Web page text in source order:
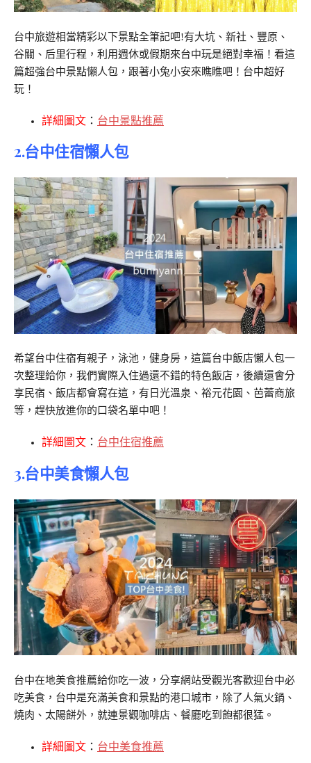
台中旅遊相當精彩以下景點全筆記吧!有大坑、新社、豐原、
谷關、后里行程，利用週休或假期來台中玩是絕對幸福！看這
篇超強台中景點懶人包，跟著小兔小安來瞧瞧吧！台中超好
玩！
詳細圖文 ： 台中景點推薦
2.台中住宿懶人包
希望台中住宿有親子，泳池，健身房，這篇台中飯店懶人包一
次整理給你，我們實際入住過還不錯的特色飯店，後續還會分
享民宿、飯店都會寫在這，有日光溫泉、裕元花園、芭蕾商旅
等，趕快放進你的口袋名單中吧！
詳細圖文 ： 台中住宿推薦
3.台中美食懶人包
台中在地美食推薦給你吃一波，分享網站受觀光客歡迎台中必
吃美食，台中是充滿美食和景點的港口城市，除了人氣火鍋、
燒肉、太陽餅外，就連景觀咖啡店、餐廳吃到飽都很猛。
詳細圖文 ： 台中美食推薦